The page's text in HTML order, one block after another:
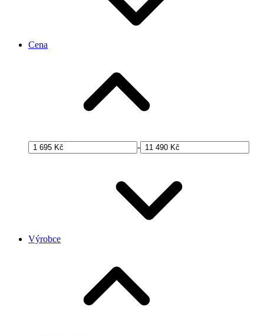
Cena
-
Výrobce